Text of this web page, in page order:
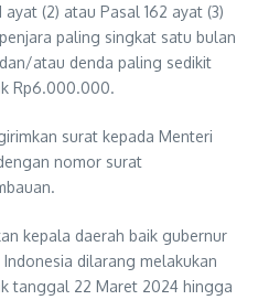
(2) atau Pasal 162 ayat (3)
paling singkat satu bulan
atau denda paling sedikit
Rp6.000.000.
surat kepada Menteri
nomor surat
kepala daerah baik gubernur
dilarang melakukan
tanggal 22 Maret 2024 hingga